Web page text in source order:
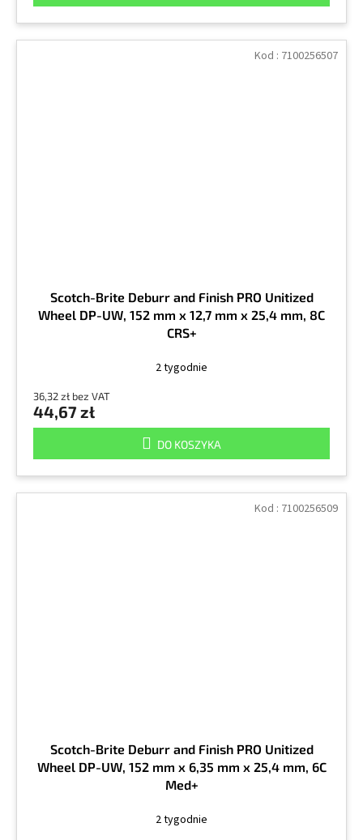
Scotch-Brite Deburr and Finish PRO Unitized
Wheel DP-UW, 152 mm x 12,7 mm x 25,4 mm, 8C
CRS+
2 tygodnie
36,32 zł bez VAT
44,67 zł
DO KOSZYKA
Kod : 7100256507
Scotch-Brite Deburr and Finish PRO Unitized
Wheel DP-UW, 152 mm x 6,35 mm x 25,4 mm, 6C
Med+
2 tygodnie
Kod : 7100256509